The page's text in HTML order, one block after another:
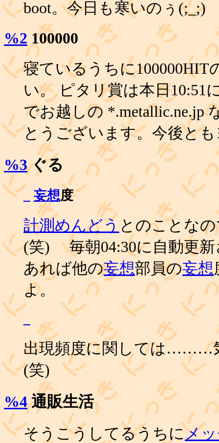
boot。今日も寒いのぅ(;_;)
%2 100000
寝ているうちに
い。 ピタリ賞は本日10:51
でお越しの *.metallic.ne.jp
とうございます。今後と
%3ぐる
妄想度
計測めんどう とのことな
(笑) 毎朝04:30に自動更新
あれば他の妄想部員の妄想
よ。
出現頻度に関しては………
(笑)
%4通販生活
そうこうしてるうちにメ